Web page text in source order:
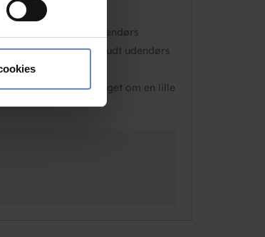
at analysere
medier,
form af hyggelige udendørs
bære præg af nedbrudt udendørs
stedet. Minder meget om en lille